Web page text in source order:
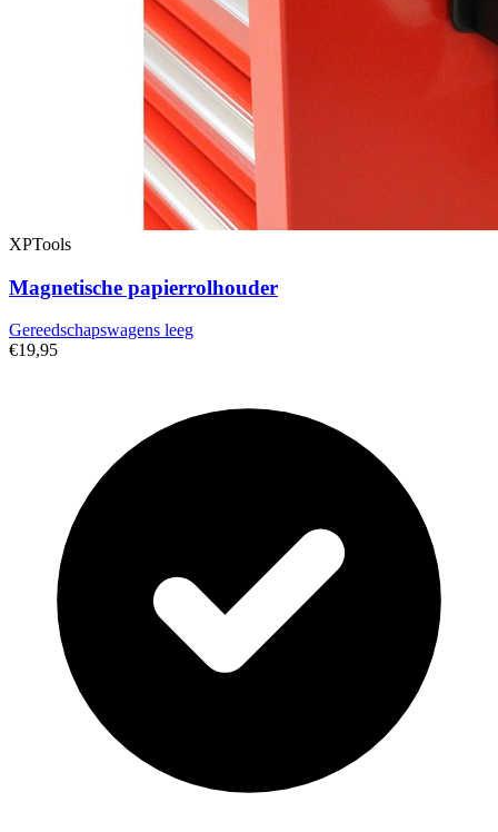
XPTools
Magnetische papierrolhouder
Gereedschapswagens leeg
€19,95